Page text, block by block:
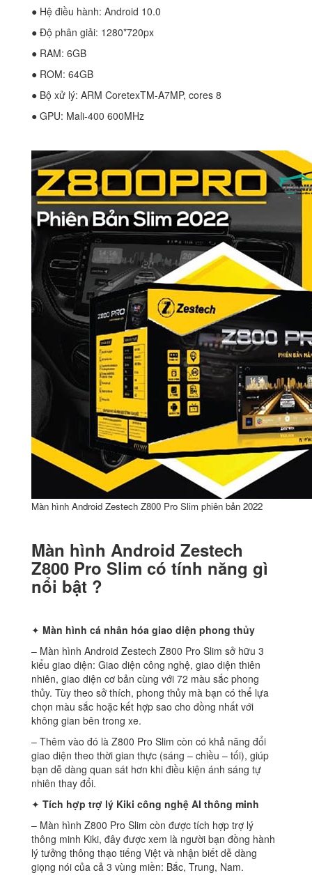
● Hệ điều hành: Android 10.0
● Độ phân giải: 1280*720px
● RAM: 6GB
● ROM: 64GB
● Bộ xử lý: ARM CoretexTM-A7MP, cores 8
● GPU: Mali-400 600MHz
Màn hình Android Zestech Z800 Pro Slim phiên bản 2022
Màn hình Android Zestech
Z800 Pro Slim có tính năng gì
nổi bật ?
✦ Màn hình cá nhân hóa giao diện phong thủy
– Màn hình Android Zestech Z800 Pro Slim sở hữu 3
kiểu giao diện: Giao diện công nghệ, giao diện thiên
nhiên, giao diện cơ bản cùng với 72 màu sắc phong
thủy. Tùy theo sở thích, phong thủy mà bạn có thể lựa
chọn màu sắc hoặc kết hợp sao cho đồng nhất với
không gian bên trong xe.
– Thêm vào đó là Z800 Pro Slim còn có khả năng đổi
giao diện theo thời gian thực (sáng – chiều – tối), giúp
bạn dễ dàng quan sát hơn khi điều kiện ánh sáng tự
nhiên thay đổi.
✦ Tích hợp trợ lý Kiki công nghệ AI thông minh
– Màn hình Z800 Pro Slim còn được tích hợp trợ lý
thông minh Kiki, đây được xem là người bạn đồng hành
lý tưởng thông thạo tiếng Việt và nhận biết dễ dàng
giọng nói của cả 3 vùng miền: Bắc, Trung, Nam.